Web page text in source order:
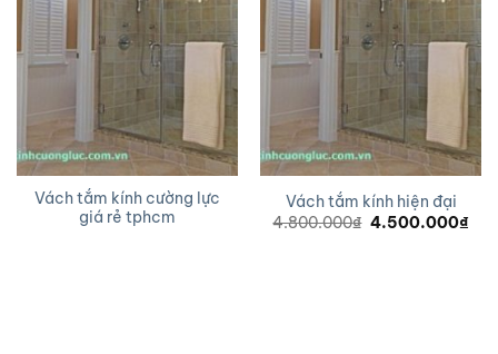
Vách tắm kính cường lực
giá rẻ tphcm
Vách tắm kính hiện đại
4.800.000₫ Giá
4.500.000₫Giá